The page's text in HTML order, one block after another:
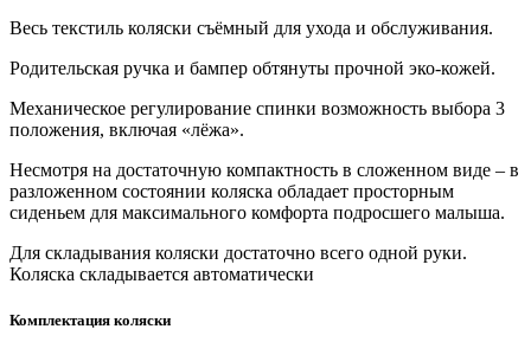
Весь текстиль коляски съёмный для ухода и обслуживания.
Родительская ручка и бампер обтянуты прочной эко-кожей.
Механическое регулирование спинки возможность выбора 3
положения, включая «лёжа».
Несмотря на достаточную компактность в сложенном виде – в
разложенном состоянии коляска обладает просторным
сиденьем для максимального комфорта подросшего малыша.
Для складывания коляски достаточно всего одной руки.
Коляска складывается автоматически
Комплектация коляски